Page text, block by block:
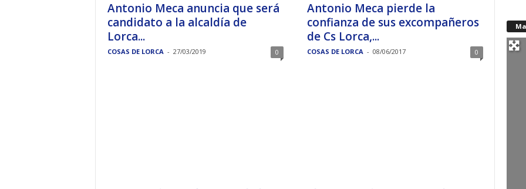
Antonio Meca anuncia que será
candidato a la alcaldía de
Lorca...
COSAS DE LORCA - 27/03/2019 0
Antonio Meca pierde la
confianza de sus excompañeros
de Cs Lorca,...
COSAS DE LORCA - 08/06/2017 0